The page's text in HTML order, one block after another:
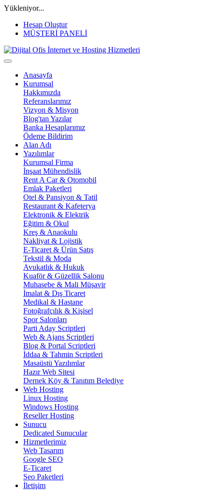
Yükleniyor...
Hesap Oluştur
MÜŞTERİ PANELİ
Anasayfa
Kurumsal
Hakkımızda
Referanslarımız
Vizyon & Misyon
Blog'tan Yazılar
Banka Hesaplarımız
Ödeme Bildirim
Alan Adı
Yazılımlar
Kurumsal Firma
İnşaat Mühendislik
Rent A Car & Otomobil
Emlak Paketleri
Otel & Pansiyon & Tatil
Restaurant & Kafeterya
Elektronik & Elektrik
Eğitim & Okul
Kreş & Anaokulu
Nakliyat & Lojistik
E-Ticaret & Ürün Satış
Tekstil & Moda
Avukatlık & Hukuk
Kuaför & Güzellik Salonu
Muhasebe & Mali Müşavir
İmalat & Dış Ticaret
Medikal & Hastane
Fotoğrafçılık & Kişisel
Spor Salonları
Parti Aday Scriptleri
Web & Ajans Scriptleri
Blog & Portal Scriptleri
İddaa & Tahmin Scriptleri
Masaüstü Yazılımlar
Hazır Web Sitesi
Dernek Köy & Tanıtım Belediye
Web Hosting
Linux Hosting
Windows Hosting
Reseller Hosting
Sunucu
Dedicated Sunucular
Hizmetlerimiz
Web Tasarım
Google SEO
E-Ticaret
Seo Paketleri
İletişim